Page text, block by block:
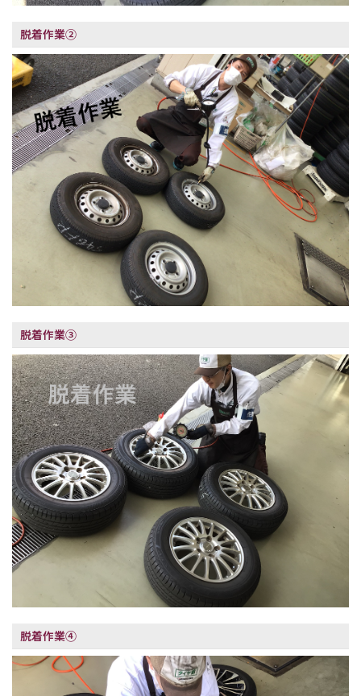
脱着作業②
脱着作業③
脱着作業④